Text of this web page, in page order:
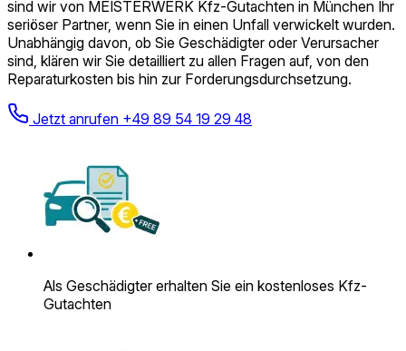
sind wir von MEISTERWERK Kfz-Gutachten in München Ihr
seriöser Partner, wenn Sie in einen Unfall verwickelt wurden.
Unabhängig davon, ob Sie Geschädigter oder Verursacher
sind, klären wir Sie detailliert zu allen Fragen auf, von den
Reparaturkosten bis hin zur Forderungsdurchsetzung.
Jetzt anrufen +49 89 54 19 29 48
Als Geschädigter erhalten Sie ein kostenloses Kfz-
Gutachten